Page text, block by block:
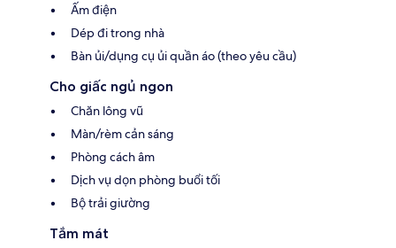
Ấm điện
Dép đi trong nhà
Bàn ủi/dụng cụ ủi quần áo (theo yêu cầu)
Cho giấc ngủ ngon
Chăn lông vũ
Màn/rèm cản sáng
Phòng cách âm
Dịch vụ dọn phòng buổi tối
Bộ trải giường
Tắm mát